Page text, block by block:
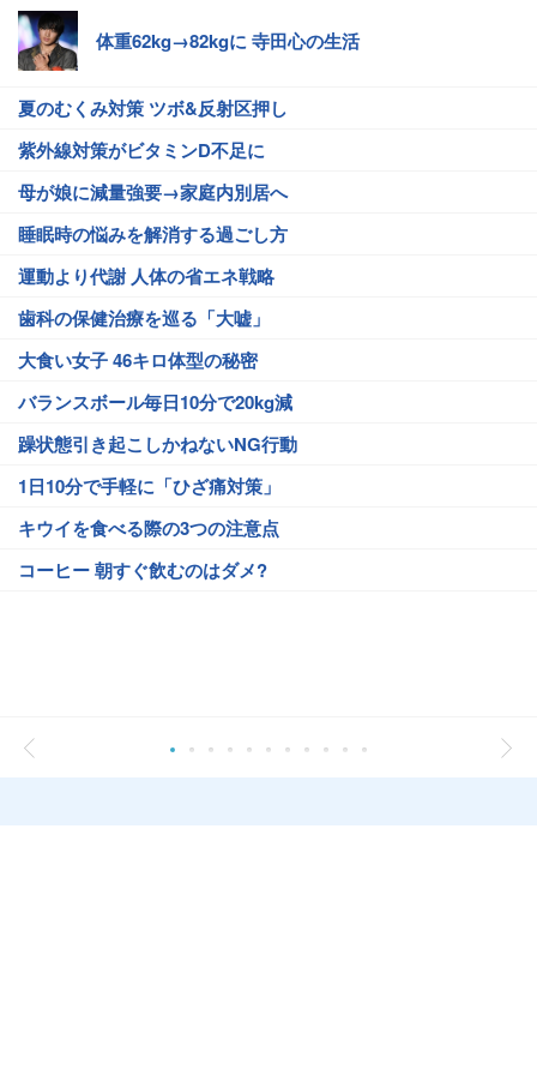
体重62kg→82kgに 寺田心の生活
夏のむくみ対策 ツボ&反射区押し
紫外線対策がビタミンD不足に
母が娘に減量強要→家庭内別居へ
睡眠時の悩みを解消する過ごし方
運動より代謝 人体の省エネ戦略
歯科の保健治療を巡る「大嘘」
大食い女子 46キロ体型の秘密
バランスボール毎日10分で20kg減
躁状態引き起こしかねないNG行動
1日10分で手軽に「ひざ痛対策」
キウイを食べる際の3つの注意点
コーヒー 朝すぐ飲むのはダメ?